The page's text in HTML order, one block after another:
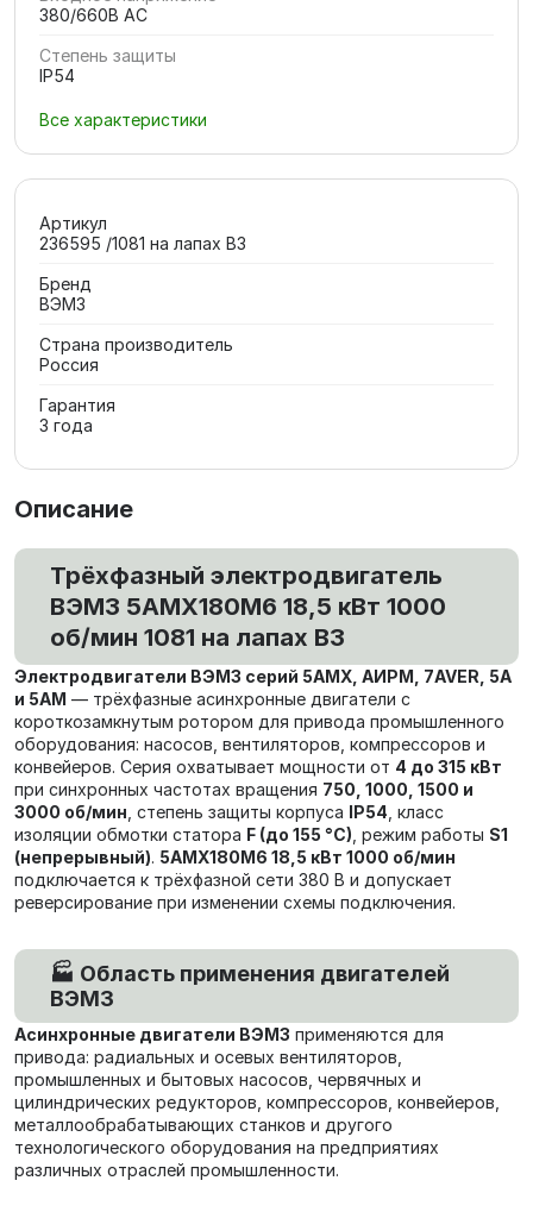
380/660В AC
Степень защиты
IP54
Все характеристики
Артикул
236595 /1081 на лапах В3
Бренд
ВЭМЗ
Страна производитель
Россия
Гарантия
3 года
Описание
Трёхфазный электродвигатель
ВЭМЗ 5АМХ180M6 18,5 кВт 1000
об/мин 1081 на лапах В3
Электродвигатели ВЭМЗ серий 5АМХ, АИРМ, 7AVER, 5А
и 5АМ — трёхфазные асинхронные двигатели с
короткозамкнутым ротором для привода промышленного
оборудования: насосов, вентиляторов, компрессоров и
конвейеров. Серия охватывает мощности от 4 до 315 кВт
при синхронных частотах вращения 750, 1000, 1500 и
3000 об/мин , степень защиты корпуса IP54 , класс
изоляции обмотки статора F (до 155 °C) , режим работы S1
(непрерывный). 5АМХ180M6 18,5 кВт 1000 об/мин
подключается к трёхфазной сети 380 В и допускает
реверсирование при изменении схемы подключения.
🏭 Область применения двигателей
ВЭМЗ
Асинхронные двигатели ВЭМЗ применяются для
привода: радиальных и осевых вентиляторов,
промышленных и бытовых насосов, червячных и
цилиндрических редукторов, компрессоров, конвейеров,
металлообрабатывающих станков и другого
технологического оборудования на предприятиях
различных отраслей промышленности.